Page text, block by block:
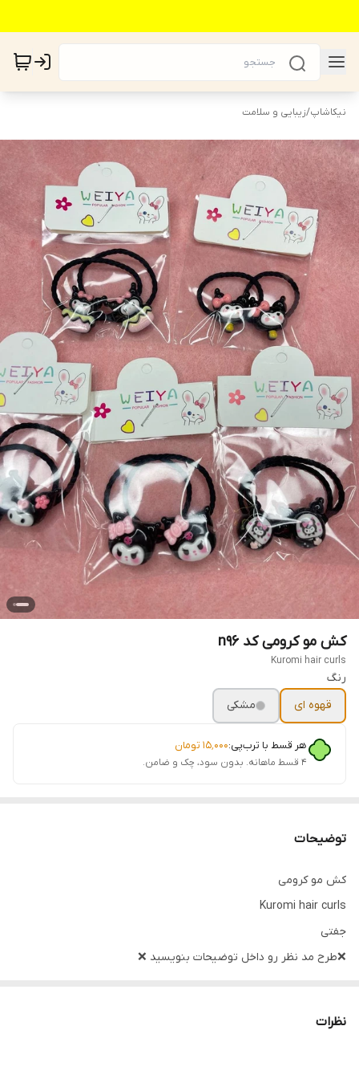
نیکاشاپ/زیبایی و سلامت
کش مو کرومی کد n96
Kuromi hair curls
رنگ
قهوه ای
مشکی
هر قسط با ترب‌پی:۱۵٬۰۰۰ تومان
۴ قسط ماهانه. بدون سود، چک و ضامن.
توضیحات
کش مو کرومی
Kuromi hair curls
جفتی
❌طرح مد نظر رو داخل توضیحات بنویسید ❌
نظرات